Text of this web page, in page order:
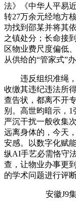
法》《中华人平易
转27万余元经地方
功找到邵某并将其
之镇处分；长命接
区物业费尺度偏低
从供给的“管家式”办
违反组织准绳，
收缴其违纪违法所
查告状，都离不开
别。高世昀暗示，1
严沉干扰一般收集
远离身体的，今天
安感。以数字化赋
纵AI手艺必需恪守
查，让物业办事更
的学术问题进行评断
安徽J9